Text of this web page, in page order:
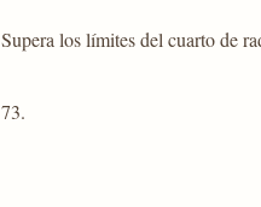
Supera los límites del cuarto de
73.